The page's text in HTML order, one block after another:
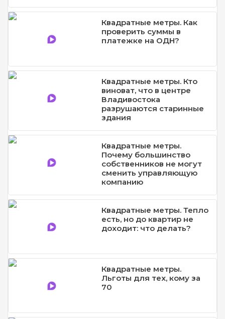
Квадратные метры. Как
проверить суммы в
платежке на ОДН?
Квадратные метры. Кто
виноват, что в центре
Владивостока
разрушаются старинные
здания
Квадратные метры.
Почему большинство
собственников не могут
сменить управляющую
компанию
Квадратные метры. Тепло
есть, но до квартир не
доходит: что делать?
Квадратные метры.
Льготы для тех, кому за
70